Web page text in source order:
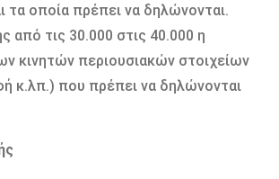
τα οποία πρέπει να δηλώνονται.
από τις 30.000 στις 40.000 η
κινητών περιουσιακών στοιχείων
κ.λπ.) που πρέπει να δηλώνονται